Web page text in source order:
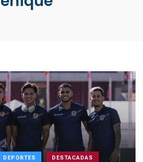
DEPORTES DESTACADAS